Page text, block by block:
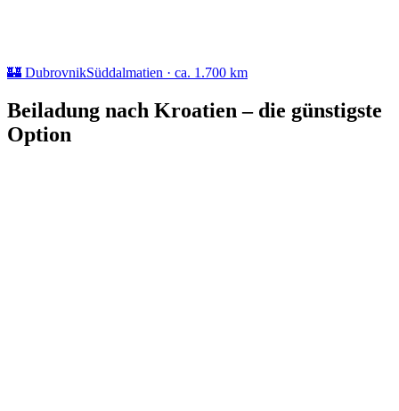
🏰 DubrovnikSüddalmatien · ca. 1.700 km
Beiladung nach Kroatien – die günstigste
Option